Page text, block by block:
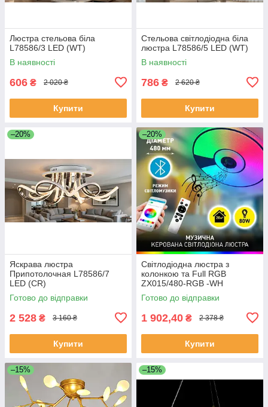
Люстра стельова біла
L78586/3 LED (WT)
В наявності
606 ₴ 2 020 ₴
Купити
Стельова світлодіодна біла
люстра L78586/5 LED (WT)
В наявності
786 ₴ 2 620 ₴
Купити
–20%
Яскрава люстра
Припотолочная L78586/7
LED (CR)
Готово до відправки
2 528 ₴ 3 160 ₴
Купити
–20%
Світлодіодна люстра з
колонкою та Full RGB
ZX015/480-RGB -WH
Готово до відправки
1 902,40 ₴ 2 378 ₴
Купити
–15% –15%